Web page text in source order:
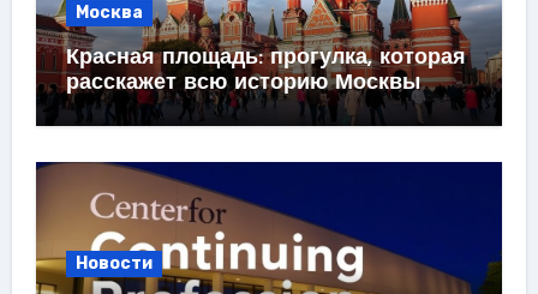
Москва
Красная площадь: прогулка, которая
расскажет всю историю Москвы
Новости